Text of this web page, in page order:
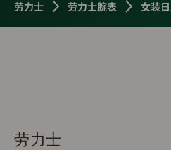
劳力士 劳力士腕表 女装
劳力士